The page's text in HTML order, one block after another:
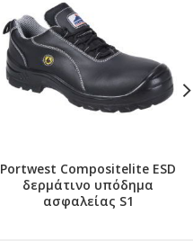
Portwest Compositelite ESD
δερμάτινο υπόδημα
ασφαλείας S1